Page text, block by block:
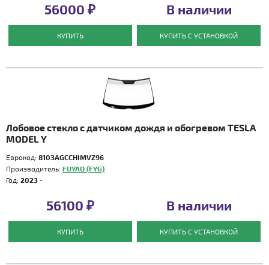
56000 ₽
КУПИТЬ
В наличии
КУПИТЬ С УСТАНОВКОЙ
Лобовое стекло с датчиком дождя и обогревом TESLA
MODEL Y
Еврокод: 8103AGCCHIMVZ96
Производитель: FUYAO (FYG)
Год: 2023 -
56100 ₽
КУПИТЬ
В наличии
КУПИТЬ С УСТАНОВКОЙ